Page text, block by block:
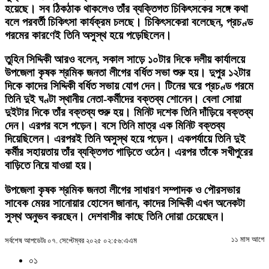
হয়েছে। সব ঠিকঠাক থাকলেও তাঁর ব্যক্তিগত চিকিৎসকের সঙ্গে কথা
বলে পরবর্তী চিকিৎসা কার্যক্রম চলছে। চিকিৎসকেরা বলেছেন, প্রচণ্ড
গরমের কারণেই তিনি অসুস্থ হয়ে পড়েছিলেন।
তুহিন সিদ্দিকী আরও বলেন, সকাল সাড়ে ১০টার দিকে দলীয় কার্যালয়ে
উপজেলা কৃষক শ্রমিক জনতা লীগের বর্ধিত সভা শুরু হয়। দুপুর ১২টার
দিকে কাদের সিদ্দিকী বর্ধিত সভায় যোগ দেন। টিনের ঘরে প্রচণ্ড গরমে
তিনি দুই ঘণ্টা স্থানীয় নেতা-কর্মীদের বক্তব্য শোনেন। বেলা সোয়া
দুইটার দিকে তাঁর বক্তব্য শুরু হয়। মিনিট দশেক তিনি দাঁড়িয়ে বক্তব্য
দেন। এরপর বসে পড়েন। বসে তিনি মাত্র এক মিনিট বক্তব্য
দিয়েছিলেন। এরপরই তিনি অসুস্থ হয়ে পড়েন। একপর্যায়ে তিনি দুই
কর্মীর সহায়তায় তাঁর ব্যক্তিগত গাড়িতে ওঠেন। এরপর তাঁকে সখীপুরের
বাড়িতে নিয়ে যাওয়া হয়।
উপজেলা কৃষক শ্রমিক জনতা লীগের সাধারণ সম্পাদক ও পৌরসভার
সাবেক মেয়র সানোয়ার হোসেন জানান, কাদের সিদ্দিকী এখন অনেকটা
সুস্থ অনুভব করছেন। দেশবাসীর কাছে তিনি দোয়া চেয়েছেন।
সর্বশেষ আপডেটঃ ০৭. সেপ্টেম্বর ২০২৫ ০২:৫৬:এএম ১১ মাস আগে
০১